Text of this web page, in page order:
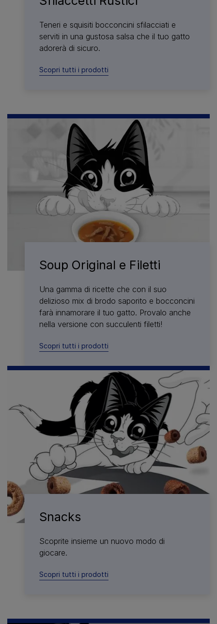
Teneri e squisiti bocconcini sfilacciati e
serviti in una gustosa salsa che il tuo gatto
adorerà di sicuro.
Scopri tutti i prodotti
Soup Original e Filetti
Una gamma di ricette che con il suo
delizioso mix di brodo saporito e bocconcini
farà innamorare il tuo gatto. Provalo anche
nella versione con succulenti filetti!
Scopri tutti i prodotti
Snacks
Scoprite insieme un nuovo modo di
giocare.
Scopri tutti i prodotti